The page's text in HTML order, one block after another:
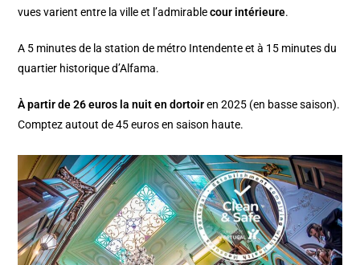
vues varient entre la ville et l’admirablecour intérieure.
A 5 minutes de la station de métro Intendente et à 15 minutes du
quartier historique d’Alfama.
À partir de 26 euros la nuit en dortoiren 2025 (en basse saison).
Comptez autout de 45 euros en saison haute.